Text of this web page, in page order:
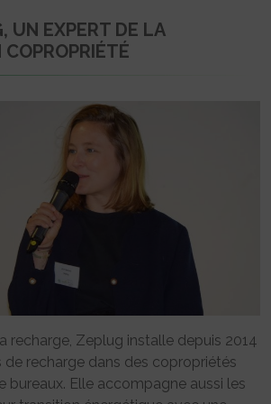
UN EXPERT DE LA
COPROPRIÉTÉ
recharge, Zeplug installe depuis 2014
de recharge dans des copropriétés
bureaux. Elle accompagne aussi les